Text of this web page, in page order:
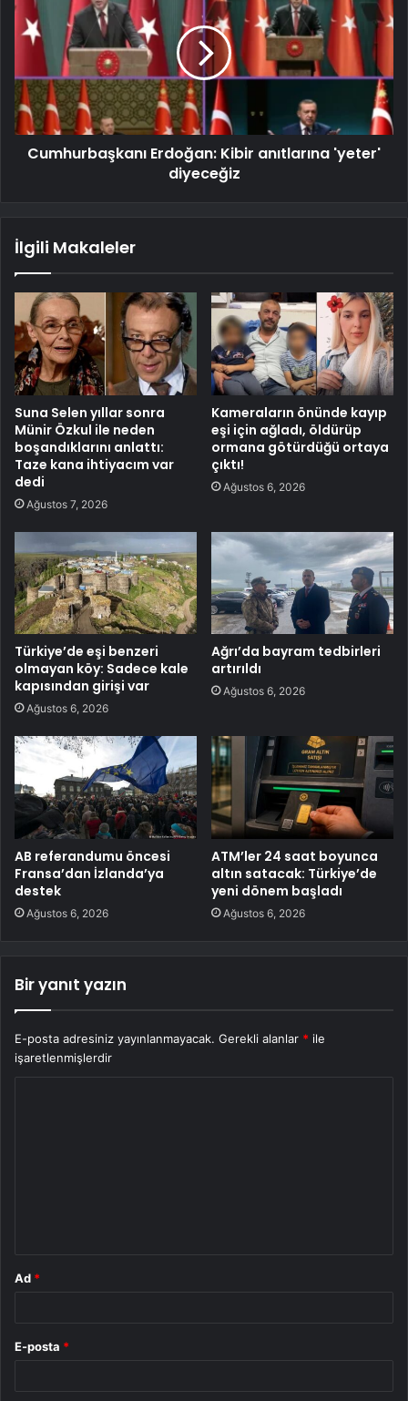
Cumhurbaşkanı Erdoğan: Kibir anıtlarına 'yeter'
diyeceğiz
İlgili Makaleler
Suna Selen yıllar sonra
Münir Özkul ile neden
boşandıklarını anlattı:
Taze kana ihtiyacım var
dedi
Ağustos 7, 2026
Kameraların önünde kayıp
eşi için ağladı, öldürüp
ormana götürdüğü ortaya
çıktı!
Ağustos 6, 2026
Türkiye’de eşi benzeri
olmayan köy: Sadece kale
kapısından girişi var
Ağustos 6, 2026
Ağrı’da bayram tedbirleri
artırıldı
Ağustos 6, 2026
AB referandumu öncesi
Fransa’dan İzlanda’ya
destek
Ağustos 6, 2026
ATM’ler 24 saat boyunca
altın satacak: Türkiye’de
yeni dönem başladı
Ağustos 6, 2026
Bir yanıt yazın
E-posta adresiniz yayınlanmayacak. Gerekli alanlar * ile
işaretlenmişlerdir
Ad *
E-posta *